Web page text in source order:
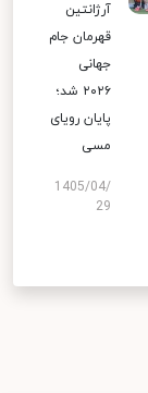
آرژانتین
قهرمان جام
جهانی
۲۰۲۶ شد؛
پایان رویای
مسی
1405/04/
29